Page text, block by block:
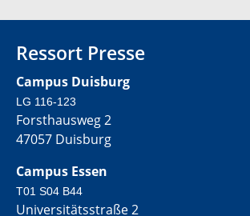
Ressort Presse
Campus Duisburg
LG 116-123
Forsthausweg 2
47057 Duisburg
Campus Essen
T01 S04 B44
Universitätsstraße 2